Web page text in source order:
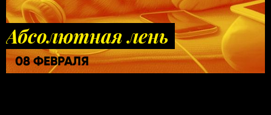
Абсолютная лень
08 ФЕВРАЛЯ